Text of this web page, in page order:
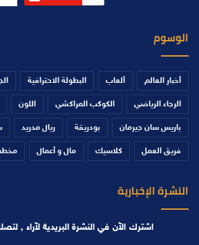
الوسوم
أخبار العالم ألعاب البطولة الاحترافية
الرجاء الرياضي الكوكب المراكشي اللون
باريس سان جيرمان بودريقة ريال مدريد
فريق العمل كلاسيك مال و أعمال
النشرة الإخبارية
اشترك الآن في النشرة البريدية لآراء ,